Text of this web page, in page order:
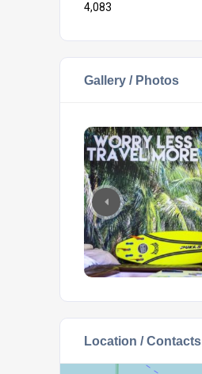
4,083
Gallery / Photos
Location / Contacts